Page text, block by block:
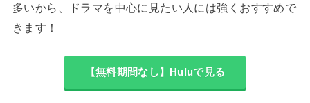
多いから、ドラマを中心に見たい人には強くおすすめで
きます！
【無料期間なし】Huluで見る